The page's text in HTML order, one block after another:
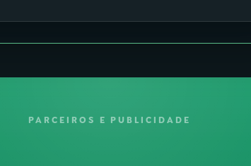
PARCEIROS E PUBLICIDADE